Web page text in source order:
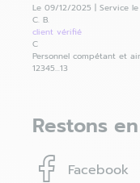
Le 09/12/2025 | Service
C. B.
client vérifié
C
Personnel compétant et
12345...13
Restons
Facebook